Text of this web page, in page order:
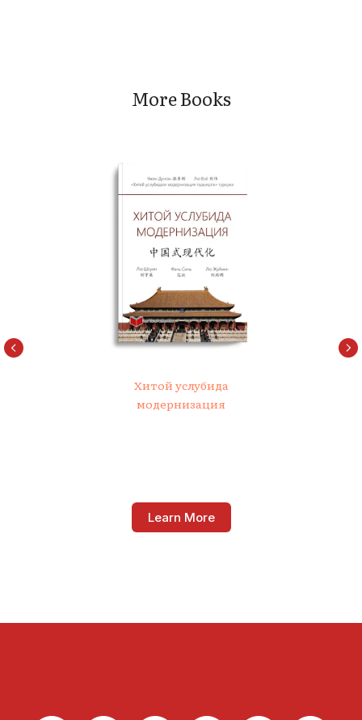
More Books
Хитой услубида
модернизация
Learn More